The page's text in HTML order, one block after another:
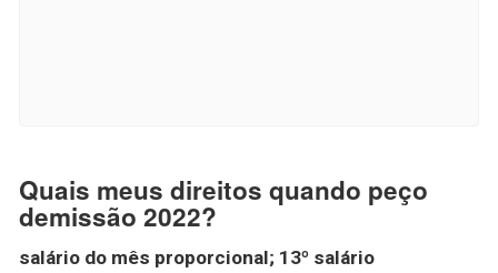
Quais meus direitos quando peço
demissão 2022?
salário do mês proporcional; 13º salário